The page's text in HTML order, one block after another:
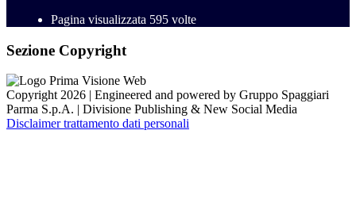
Pagina visualizzata 595 volte
Sezione Copyright
Copyright 2026 | Engineered and powered by Gruppo Spaggiari
Parma S.p.A. | Divisione Publishing & New Social Media
Disclaimer trattamento dati personali